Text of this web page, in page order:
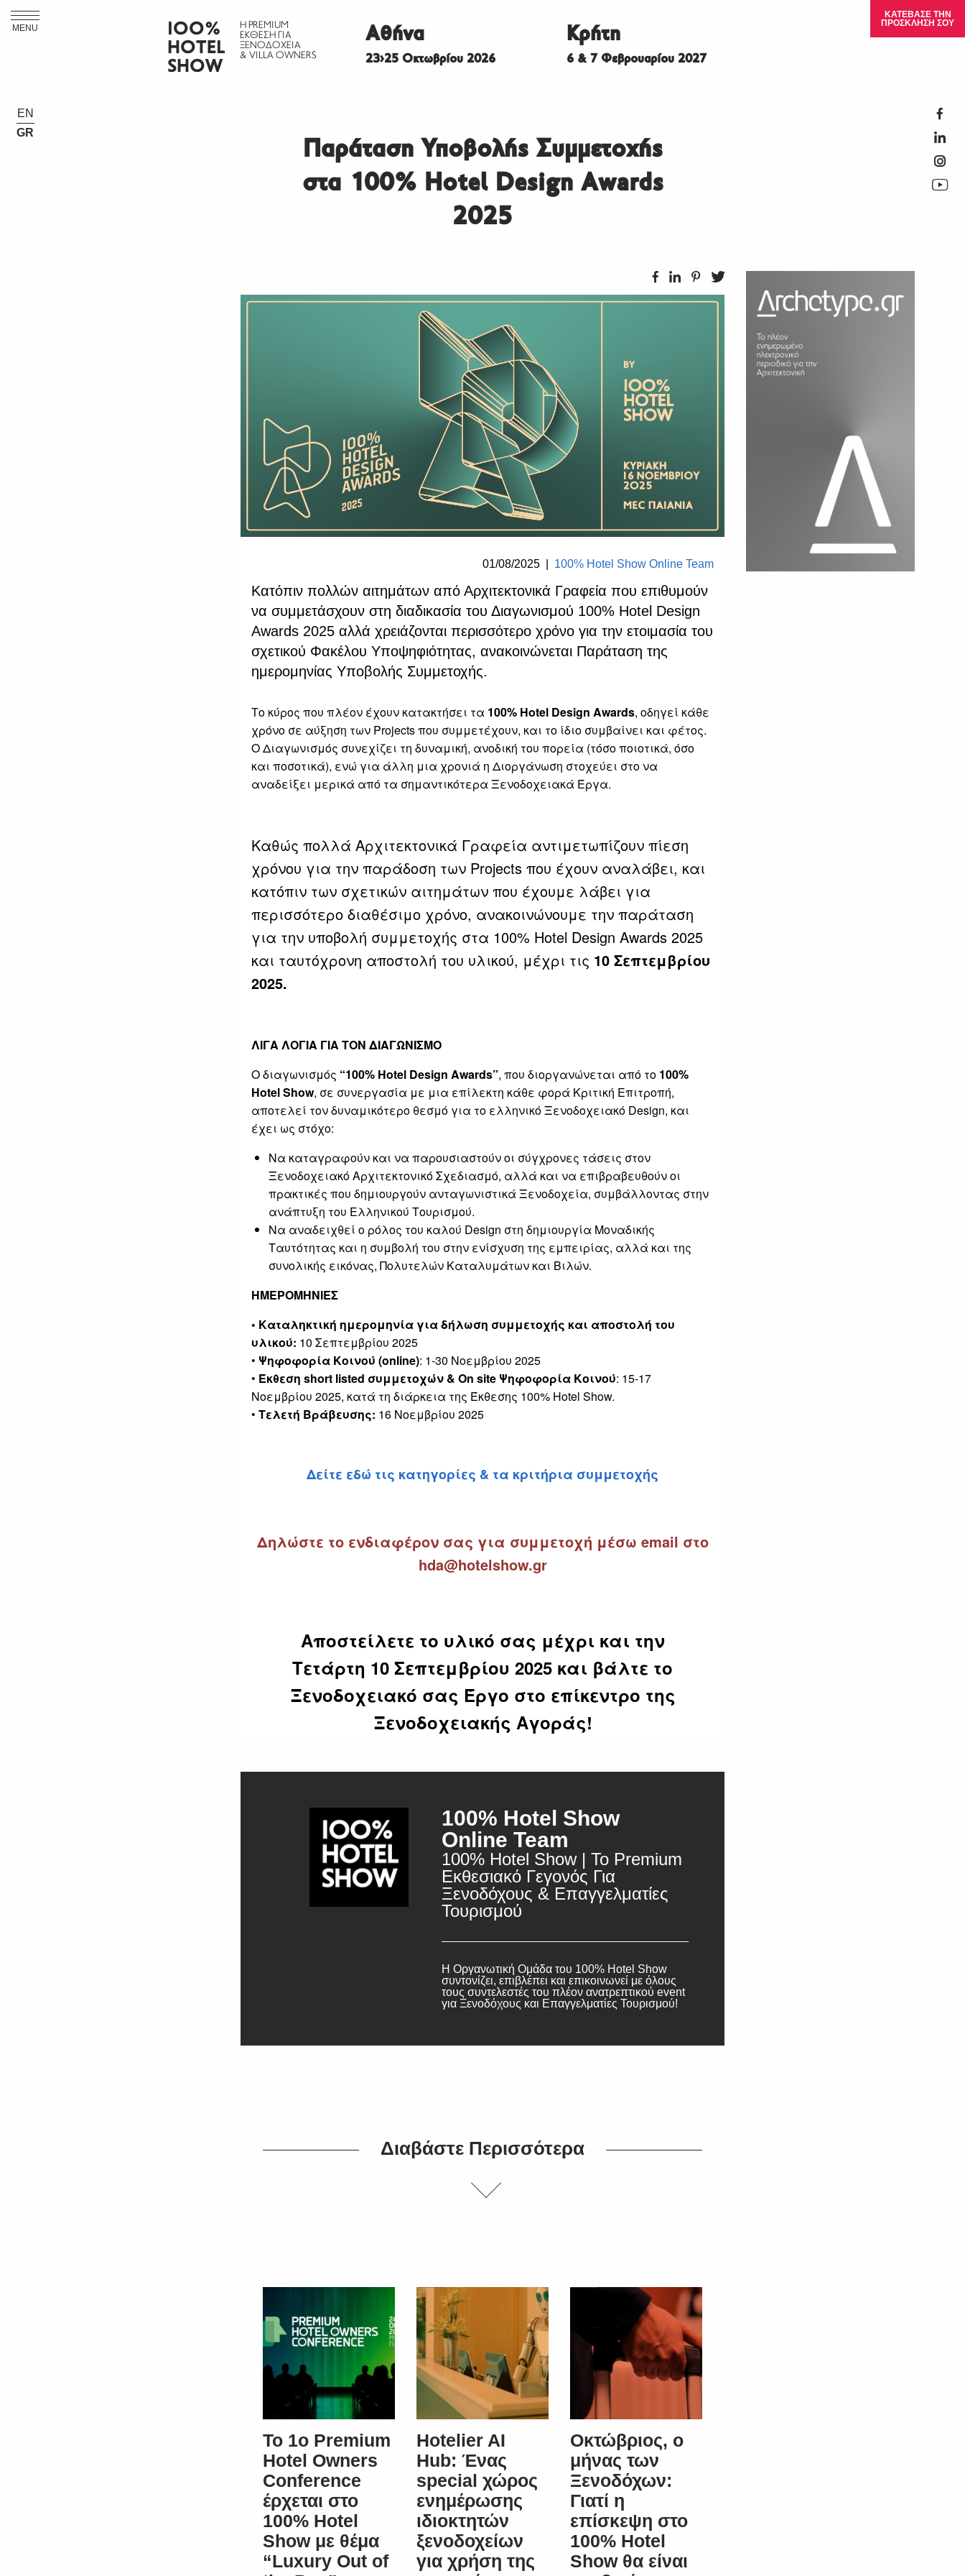
MENU
ΙΟΟ%
HOTEL
SHOW
Η PREMIUM
ΕΚΘΕΣΗ ΓΙΑ
ΞΕΝΟΔΟΧΕΙΑ
& VILLA OWNERS
Αθήνα
23>25 Οκτωβρίου 2026
Κρήτη
6 & 7 Φεβρουαρίου 2027
ΚΑΤΕΒΑΣΕ ΤΗΝ
ΠΡΟΣΚΛΗΣΗ ΣΟΥ
EN
GR
Παράταση Υποβολής Συμμετοχής
στα 100% Hotel Design Awards
2025
01/08/2025 100% Hotel Show Online Team
Κατόπιν πολλών αιτημάτων από Αρχιτεκτονικά Γραφεία που επιθυμούν
να συμμετάσχουν στη διαδικασία του Διαγωνισμού 100% Hotel Design
Awards 2025 αλλά χρειάζονται περισσότερο χρόνο για την ετοιμασία του
σχετικού Φακέλου Υποψηφιότητας, ανακοινώνεται Παράταση της
ημερομηνίας Υποβολής Συμμετοχής.
Το κύρος που πλέον έχουν κατακτήσει τα 100% Hotel Design Awards, οδηγεί κάθε
χρόνο σε αύξηση των Projects που συμμετέχουν, και το ίδιο συμβαίνει και φέτος.
Ο Διαγωνισμός συνεχίζει τη δυναμική, ανοδική του πορεία (τόσο ποιοτικά, όσο
και ποσοτικά), ενώ για άλλη μια χρονιά η Διοργάνωση στοχεύει στο να
αναδείξει μερικά από τα σημαντικότερα Ξενοδοχειακά Έργα.
Καθώς πολλά Αρχιτεκτονικά Γραφεία αντιμετωπίζουν πίεση
χρόνου για την παράδοση των Projects που έχουν αναλάβει, και
κατόπιν των σχετικών αιτημάτων που έχουμε λάβει για
περισσότερο διαθέσιμο χρόνο, ανακοινώνουμε την παράταση
για την υποβολή συμμετοχής στα 100% Hotel Design Awards 2025
και ταυτόχρονη αποστολή του υλικού, μέχρι τις 10 Σεπτεμβρίου
2025.
ΛΙΓΑ ΛΟΓΙΑ ΓΙΑ ΤΟΝ ΔΙΑΓΩΝΙΣΜΟ
Ο διαγωνισμός “100% Hotel Design Awards”, που διοργανώνεται από το 100%
Hotel Show, σε συνεργασία με μια επίλεκτη κάθε φορά Κριτική Επιτροπή,
αποτελεί τον δυναμικότερο θεσμό για το ελληνικό Ξενοδοχειακό Design, και
έχει ως στόχο:
Να καταγραφούν και να παρουσιαστούν οι σύγχρονες τάσεις στον
Ξενοδοχειακό Αρχιτεκτονικό Σχεδιασμό, αλλά και να επιβραβευθούν οι
πρακτικές που δημιουργούν ανταγωνιστικά Ξενοδοχεία, συμβάλλοντας στην
ανάπτυξη του Ελληνικού Τουρισμού.
Να αναδειχθεί ο ρόλος του καλού Design στη δημιουργία Μοναδικής
Ταυτότητας και η συμβολή του στην ενίσχυση της εμπειρίας, αλλά και της
συνολικής εικόνας, Πολυτελών Καταλυμάτων και Βιλών.
ΗΜΕΡΟΜΗΝΙΕΣ
• Καταληκτική ημερομηνία για δήλωση συμμετοχής και αποστολή του
υλικού: 10 Σεπτεμβρίου 2025
• Ψηφοφορία Κοινού (online): 1-30 Νοεμβρίου 2025
• Έκθεση short listed συμμετοχών & On site Ψηφοφορία Κοινού: 15-17
Νοεμβρίου 2025, κατά τη διάρκεια της Έκθεσης 100% Hotel Show.
• Τελετή Βράβευσης: 16 Νοεμβρίου 2025
Δείτε εδώ τις κατηγορίες & τα κριτήρια συμμετοχής
Δηλώστε το ενδιαφέρον σας για συμμετοχή μέσω email στο
hda@hotelshow.gr
Αποστείλετε το υλικό σας μέχρι και την
Τετάρτη 10 Σεπτεμβρίου 2025 και βάλτε το
Ξενοδοχειακό σας Έργο στο επίκεντρο της
Ξενοδοχειακής Αγοράς!
100% Hotel Show
Online Team
100% Hotel Show | Το Premium
Εκθεσιακό Γεγονός Για
Ξενοδόχους & Επαγγελματίες
Τουρισμού
Η Οργανωτική Ομάδα του 100% Hotel Show
συντονίζει, επιβλέπει και επικοινωνεί με όλους
τους συντελεστές του πλέον ανατρεπτικού event
για Ξενοδόχους και Επαγγελματίες Τουρισμού!
Διαβάστε Περισσότερα
Το 1ο Premium
Hotel Owners
Conference
έρχεται στο
100% Hotel
Show με θέμα
“Luxury Out of
Hotelier AI
Hub: Ένας
special χώρος
ενημέρωσης
ιδιοκτητών
ξενοδοχείων
για χρήση της
Οκτώβριος, ο
μήνας των
Ξενοδόχων:
Γιατί η
επίσκεψη στο
100% Hotel
Show θα είναι
SUBSCRIBE